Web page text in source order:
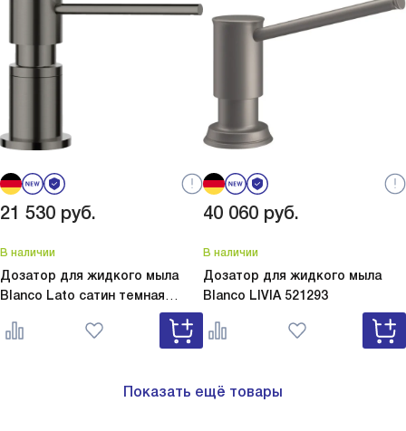
21 530 руб.
В наличии
Дозатор для жидкого мыла
Blanco Lato сатин темная
Lato сатин темная сталь
527743
40 060 руб.
В наличии
Дозатор для жидкого мыла
Blanco LIVIA 521293
Показать ещё товары